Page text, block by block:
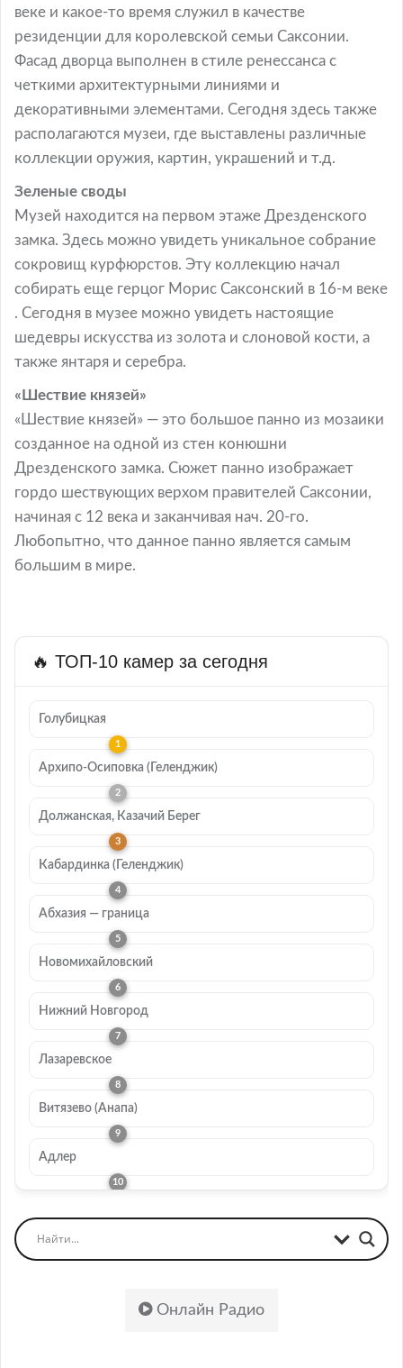
веке и какое-то время служил в качестве
резиденции для королевской семьи Саксонии.
Фасад дворца выполнен в стиле ренессанса с
четкими архитектурными линиями и
декоративными элементами. Сегодня здесь также
располагаются музеи, где выставлены различные
коллекции оружия, картин, украшений и т.д.
Зеленые своды
Музей находится на первом этаже Дрезденского
замка. Здесь можно увидеть уникальное собрание
сокровищ курфюрстов. Эту коллекцию начал
собирать еще герцог Морис Саксонский в 16-м веке
. Сегодня в музее можно увидеть настоящие
шедевры искусства из золота и слоновой кости, а
также янтаря и серебра.
«Шествие князей»
«Шествие князей» — это большое панно из мозаики
созданное на одной из стен конюшни
Дрезденского замка. Сюжет панно изображает
гордо шествующих верхом правителей Саксонии,
начиная с 12 века и заканчивая нач. 20-го.
Любопытно, что данное панно является самым
большим в мире.
🔥 ТОП-10 камер за сегодня
Голубицкая
Архипо-Осиповка (Геленджик)
Должанская, Казачий Берег
Кабардинка (Геленджик)
Абхазия — граница
Новомихайловский
Нижний Новгород
Лазаревское
Витязево (Анапа)
Адлер
Онлайн Радио